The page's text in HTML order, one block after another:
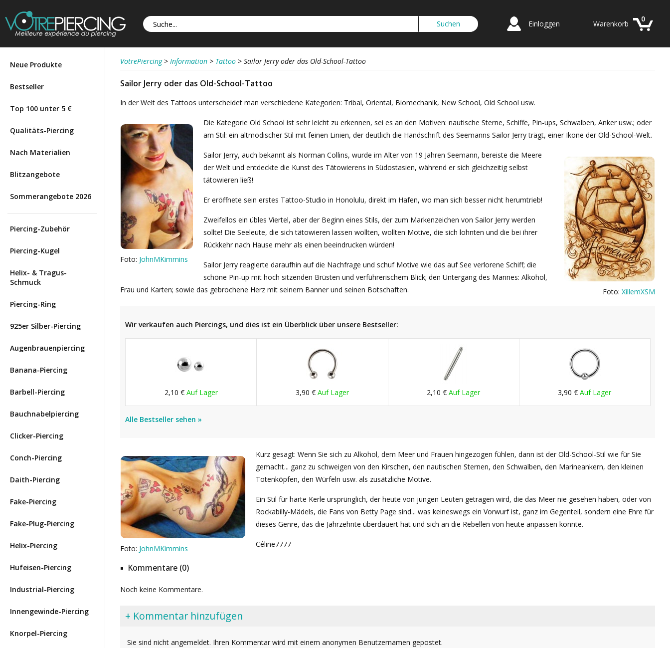
Einloggen
0
Warenkorb
Neue Produkte
Bestseller
Top 100 unter 5 €
Qualitäts-Piercing
Nach Materialien
Blitzangebote
Sommerangebote 2026
Piercing-Zubehör
Piercing-Kugel
Helix- & Tragus-
Schmuck
Piercing-Ring
925er Silber-Piercing
Augenbrauenpiercing
Banana-Piercing
Barbell-Piercing
Bauchnabelpiercing
Clicker-Piercing
Conch-Piercing
Daith-Piercing
Fake-Piercing
Fake-Plug-Piercing
Helix-Piercing
Hufeisen-Piercing
Industrial-Piercing
Innengewinde-Piercing
Knorpel-Piercing
VotrePiercing > Information > Tattoo > Sailor Jerry oder das Old-School-Tattoo
Sailor Jerry oder das Old-School-Tattoo
In der Welt des Tattoos unterscheidet man verschiedene Kategorien: Tribal, Oriental, Biomechanik, New School, Old School usw.
Foto: JohnMKimmins
Die Kategorie Old School ist sehr leicht zu erkennen, sei es an den Motiven: nautische Sterne, Schiffe, Pin-ups, Schwalben, Anker usw.; oder
am Stil: ein altmodischer Stil mit feinen Linien, der deutlich die Handschrift des Seemanns Sailor Jerry trägt, einer Ikone der Old-School-Welt.
Foto: XillemXSM
Sailor Jerry, auch bekannt als Norman Collins, wurde im Alter von 19 Jahren Seemann, bereiste die Meere
der Welt und entdeckte die Kunst des Tätowierens in Südostasien, während er sich gleichzeitig selbst
tätowieren ließ!
Er eröffnete sein erstes Tattoo-Studio in Honolulu, direkt im Hafen, wo man sich besser nicht herumtrieb!
Zweifellos ein übles Viertel, aber der Beginn eines Stils, der zum Markenzeichen von Sailor Jerry werden
sollte! Die Seeleute, die sich tätowieren lassen wollten, wollten Motive, die sich lohnten und die bei ihrer
Rückkehr nach Hause mehr als einen beeindrucken würden!
Sailor Jerry reagierte daraufhin auf die Nachfrage und schuf Motive wie das auf See verlorene Schiff; die
schöne Pin-up mit hoch sitzenden Brüsten und verführerischem Blick; den Untergang des Mannes: Alkohol,
Frau und Karten; sowie das gebrochene Herz mit seinem Banner und seinen Botschaften.
Wir verkaufen auch Piercings, und dies ist ein Überblick über unsere Bestseller:
2,10 € Auf Lager 3,90 € Auf Lager 2,10 €Auf Lager 3,90 €Auf Lager
Alle Bestseller sehen »
Foto: JohnMKimmins
Kurz gesagt: Wenn Sie sich zu Alkohol, dem Meer und Frauen hingezogen fühlen, dann ist der Old-School-Stil wie für Sie
gemacht... ganz zu schweigen von den Kirschen, den nautischen Sternen, den Schwalben, den Marineankern, den kleinen
Totenköpfen, den Würfeln usw. als zusätzliche Motive.
Ein Stil für harte Kerle ursprünglich, der heute von jungen Leuten getragen wird, die das Meer nie gesehen haben, oder von
Rockabilly-Mädels, die Fans von Betty Page sind... was keineswegs ein Vorwurf ist, ganz im Gegenteil, sondern eine Ehre für
dieses Genre, das die Jahrzehnte überdauert hat und sich an die Rebellen von heute anpassen konnte.
Céline7777
Kommentare (0)
Noch keine Kommentare.
+ Kommentar hinzufügen
Sie sind nicht angemeldet. Ihren Kommentar wird mit einem anonymen Benutzernamen gepostet.